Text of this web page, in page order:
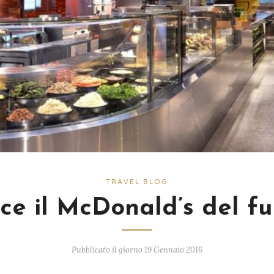
TRAVEL BLOG
il McDonald’s del
Pubblicato il giorno 19 Gennaio 2016